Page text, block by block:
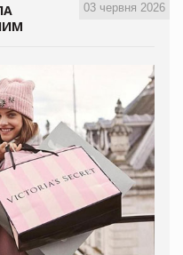
03 червня 2026